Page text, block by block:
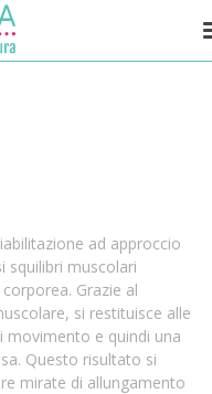
ad approccio
squilibri muscolari
Grazie al
si restituisce alle
movimento e quindi una
Questo risultato si
mirate di allungamento